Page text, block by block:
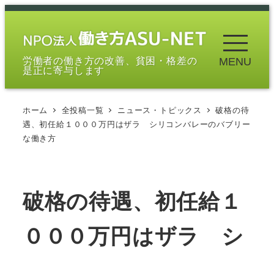
メ
労働者の働き方の改善、貧困・格差の
是正に寄与します
MENU
ホーム 全投稿一覧 ニュース・トピックス
破格の待
遇、初任給１０００万円はザラ シリコンバレーのバブリー
な働き方
破格の待遇、初任給１
０００万円はザラ シ